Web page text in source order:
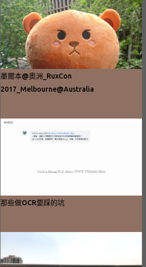
墨爾本@奧洲_RuxCon
2017_Melbourne@Australia
那些做OCR要踩的坑